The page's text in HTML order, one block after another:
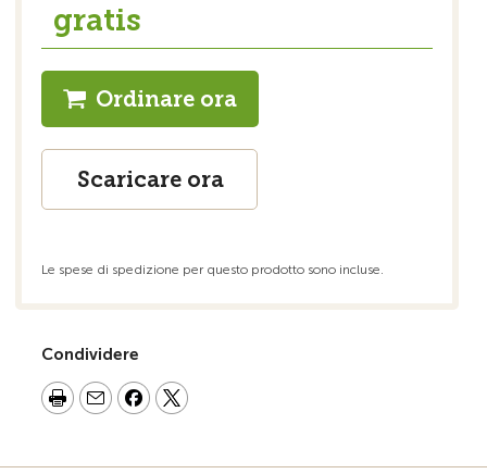
gratis
Ordinare ora
Scaricare ora
Le spese di spedizione per questo prodotto sono incluse.
Condividere